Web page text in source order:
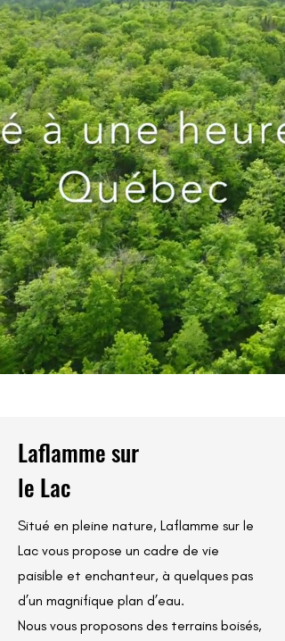
Laflamme sur
le Lac
Situé en pleine nature, Laflamme sur le
Lac vous propose un cadre de vie
paisible et enchanteur, à quelques pas
d’un magnifique plan d’eau.
Nous vous proposons des terrains boisés,